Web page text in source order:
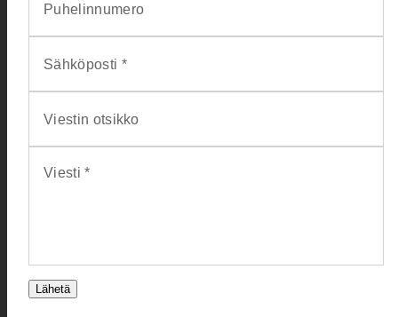
Puhelinnumero
Sähköposti *
Viestin otsikko
Viesti *
Lähetä